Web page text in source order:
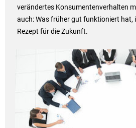
verändertes Konsumentenverhalten
auch: Was früher gut funktioniert hat,
Rezept für die Zukunft.